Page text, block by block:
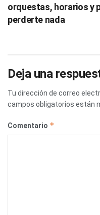
orquestas, horarios y
perderte nada
Deja una
Tu dirección de correo
campos obligatorios están
Comentario *